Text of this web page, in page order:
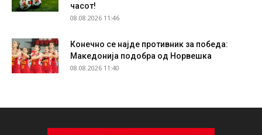
часот!
08.08.2026 11:46
Конечно се најде противник за победа:
Македонија подобра од Норвешка
08.08.2026 11:40